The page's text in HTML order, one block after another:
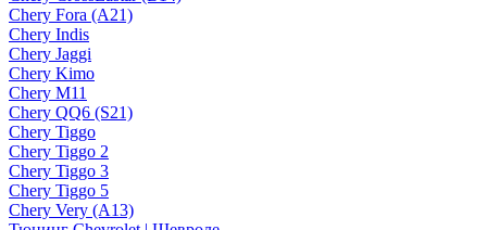
Chery Fora (A21)
Chery Indis
Chery Jaggi
Chery Kimo
Chery M11
Chery QQ6 (S21)
Chery Tiggo
Chery Tiggo 2
Chery Tiggo 3
Chery Tiggo 5
Chery Very (A13)